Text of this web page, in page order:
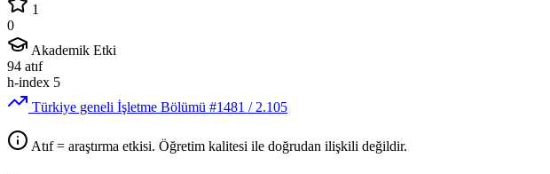
1
0
Akademik Etki
94 atıf
h-index 5
Türkiye geneli İşletme Bölümü #1481 / 2.105
Atıf = araştırma etkisi. Öğretim kalitesi ile doğrudan ilişkili değildir.